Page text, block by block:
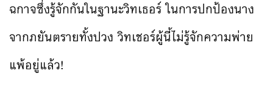
ฉกาจซึ่งรู้จักกันในฐานะวิทเธอร์ ในการปกป้องนาง
จากภยันตรายทั้งปวง วิทเชอร์ผู้นี้ไม่รู้จักความพ่าย
แพ้อยู่แล้ว!